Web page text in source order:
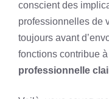
conscient des
professionnelles de
toujours avant
fonctions contribue
professionnelle